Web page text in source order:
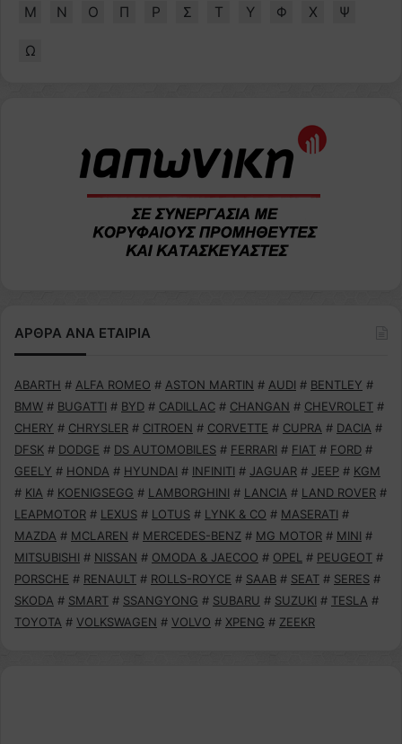
Μ Ν Ο Π Ρ Σ Τ Υ Φ Χ Ψ
Ω
ΑΡΘΡΑ ΑΝΑ ΕΤΑΙΡΙΑ
ABARTH # ALFA ROMEO # ASTON MARTIN # AUDI # BENTLEY #
BMW # BUGATTI # BYD # CADILLAC # CHANGAN # CHEVROLET #
CHERY # CHRYSLER # CITROEN # CORVETTE # CUPRA # DACIA #
DFSK # DODGE # DS AUTOMOBILES # FERRARI # FIAT # FORD #
GEELY # HONDA # HYUNDAI # INFINITI # JAGUAR # JEEP # KGM
# KIA # KOENIGSEGG # LAMBORGHINI # LANCIA # LAND ROVER #
LEAPMOTOR # LEXUS # LOTUS # LYNK & CO # MASERATI #
MAZDA # MCLAREN # MERCEDES-BENZ # MG MOTOR # MINI #
MITSUBISHI # NISSAN # OMODA & JAECOO # OPEL # PEUGEOT #
PORSCHE # RENAULT # ROLLS-ROYCE # SAAB # SEAT # SERES #
SKODA # SMART # SSANGYONG # SUBARU # SUZUKI # TESLA #
TOYOTA # VOLKSWAGEN # VOLVO # XPENG # ZEEKR